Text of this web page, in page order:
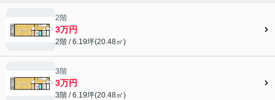
2階
3万円
2階 / 6.19坪(20.48㎡)
3階
3万円
3階 / 6.19坪(20.48㎡)